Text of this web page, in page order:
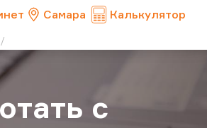
Самара Калькулятор
с